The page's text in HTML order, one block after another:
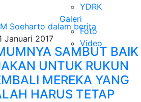
YDRK
Galeri
Foto
Video
Januari 2017
SAMBUT BAIK
UNTUK RUKUN
MEREKA YANG
HARUS TETAP